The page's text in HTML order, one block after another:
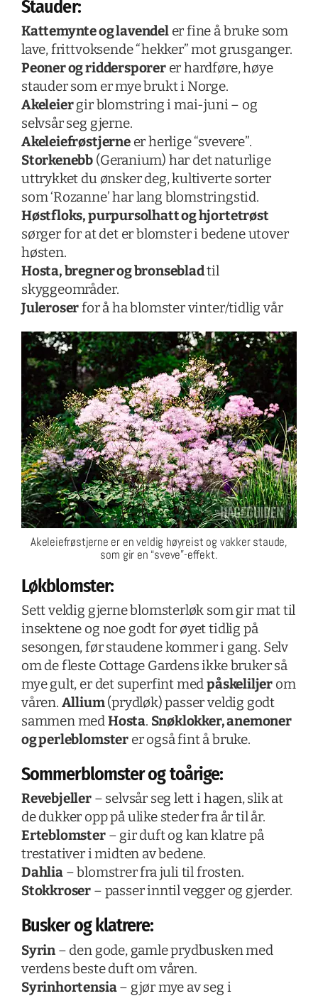
Stauder:
Kattemynte og lavendeler fine å bruke som
lave, frittvoksende “hekker” mot grusganger.
Peoner og riddersporerer hardføre, høye
stauder som er mye brukt i Norge.
Akeleiergir blomstring i mai-juni – og
selvsår seg gjerne.
Akeleiefrøstjerneer herlige “svevere”.
Storkenebb (Geranium) har det naturlige
uttrykket du ønsker deg, kultiverte sorter
som ‘Rozanne’ har lang blomstringstid.
Høstfloks, purpursolhatt og hjortetrøst
sørger for at det er blomster i bedene utover
høsten.
Hosta, bregner og bronsebladtil
skyggeområder.
Juleroserfor å ha blomster vinter/tidlig vår
Akeleiefrøstjerne er en veldig høyreist og vakker staude,
som gir en “sveve”-effekt.
Løkblomster:
Sett veldig gjerne blomsterløk som gir mat til
insektene og noe godt for øyet tidlig på
sesongen, før staudene kommer i gang. Selv
om de fleste Cottage Gardens ikke bruker så
mye gult, er det superfint medpåskeliljer om
våren. Allium(prydløk) passer veldig godt
sammen medHosta. Snøklokker, anemoner
og perleblomsterer også fint å bruke.
Sommerblomster og toårige:
Revebjeller– selvsår seg lett i hagen, slik at
de dukker opp på ulike steder fra år til år.
Erteblomster– gir duft og kan klatre på
trestativer i midten av bedene.
Dahlia– blomstrer fra juli til frosten.
Stokkroser – passer inntil vegger og gjerder.
Busker og klatrere:
Syrin – den gode, gamle prydbusken med
verdens beste duft om våren.
Syrinhortensia– gjør mye av seg i